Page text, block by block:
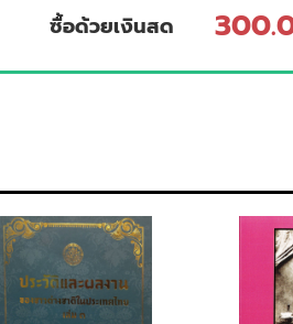
ซื้อด้วยเงินสด